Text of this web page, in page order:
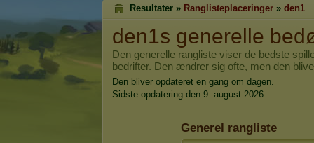
Resultater » Ranglisteplaceringer » den1
den1s generelle
Den generelle rangliste viser de bedste
bedrifter. Den ændrer sig ofte, men den
Den bliver opdateret en gang om dagen.
Sidste opdatering den 9. august 2026.
Generel rangliste